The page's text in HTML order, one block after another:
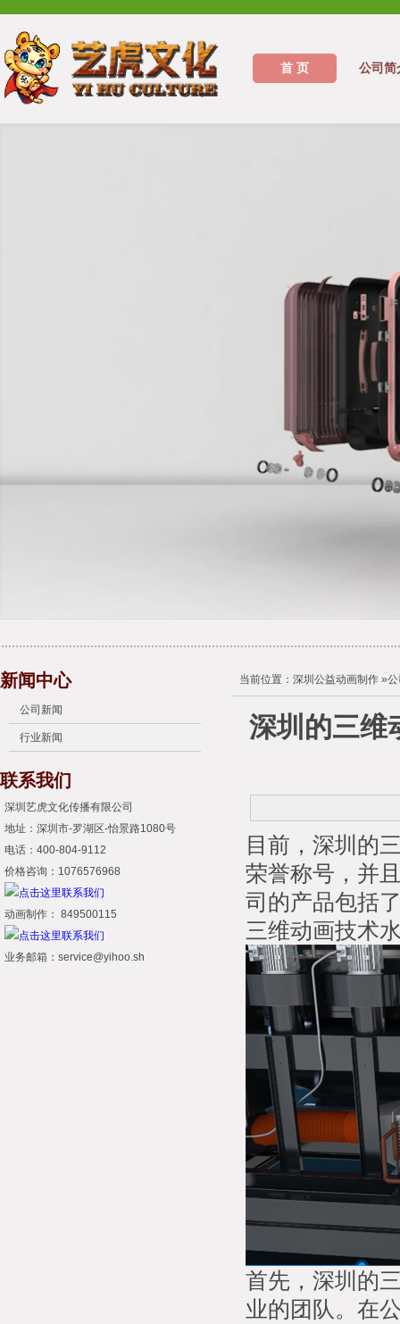
首 页 公司简
新闻中心
公司新闻
行业新闻
联系我们
深圳艺虎文化传播有限公司
地址：深圳市-罗湖区-怡景路1080号
电话：400-804-9112
价格咨询：1076576968
动画制作： 849500115
业务邮箱：service@yihoo.sh
当前位置： 深圳公益动画制作 »
深圳的三维
目前，深圳的
荣誉称号，并
司的产品包括
三维动画技术
首先，深圳的
业的团队。在